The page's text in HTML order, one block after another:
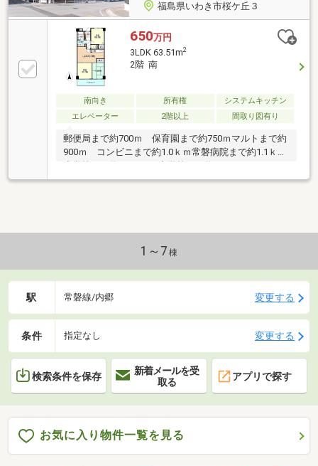
福島県いわき市桜ケ丘３
650万円
3LDK 63.51m2
2階 南
南向き 所有権
システムキッチン
エレベーター
2階以上 間取り図有り
郵便局まで約700ｍ 保育園まで約750ｍマルトまで約
900ｍ コンビニまで約1.0ｋｍ常磐病院まで約1.1ｋｍ
1～7 棟
駅 常磐線/内郷 変更する
条件 指定なし 変更する
検索条件を保存
新着メールを受
取る
アプリで探す
お気に入り物件一覧を見る